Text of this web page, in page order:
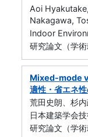
Aoi
Nakagawa,
Indoor
研究論文（学
Mixed-mode
適性・省エネ
荒田史朗、杉
日本建築学会
研究論文（学